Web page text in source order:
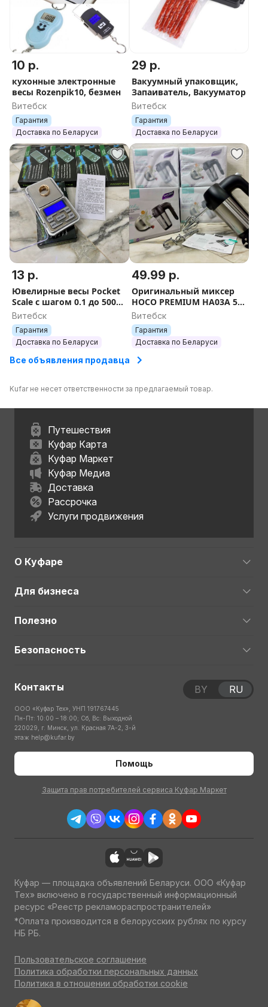
10 р.
кухонные электронные
весы Rozenpik10, безмен
Витебск
Гарантия
Доставка по Беларуси
29 р.
Вакуумный упаковщик,
Запаиватель, Вакууматор
Витебск
Гарантия
Доставка по Беларуси
13 р.
Ювелирные весы Pocket
Scale с шагом 0.1 до 500
гр
Витебск
Гарантия
Доставка по Беларуси
49.99 р.
Оригинальный миксер
HOCO PREMIUM HA03A 5
скоростей 150W
Витебск
Гарантия
Доставка по Беларуси
Все объявления продавца
Kufar не несет ответственности за предлагаемый товар.
Путешествия
Куфар Карта
Куфар Маркет
Куфар Медиа
Доставка
Рассрочка
Услуги продвижения
О Куфаре
Для бизнеса
Полезно
Безопасность
Контакты
ООО «Куфар Тех», УНП 191767445
Пн-Пт: 10:00 – 18:00; Сб, Вс: Выходной
220029, г. Минск, ул. Красная 7А-2, 3-й
этаж help@kufar.by
Помощь
Защита прав потребителей сервиса Куфар Маркет
BY RU
Куфар — площадка объявлений Беларуси. ООО «Куфар
Тех» включено в государственный информационный
ресурс «Реестр рекламораспространителей»
*Оплата производится в белорусских рублях по курсу
НБ РБ.
Пользовательское соглашение
Политика обработки персональных данных
Политика в отношении обработки cookie